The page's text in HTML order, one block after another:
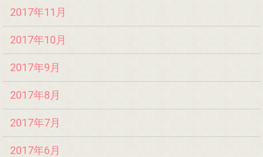
2017年11月
2017年10月
2017年9月
2017年8月
2017年7月
2017年6月